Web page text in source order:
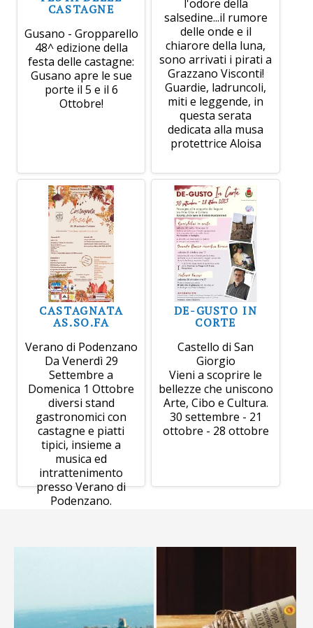
CASTAGNE
Gusano - Gropparello
48^ edizione della
festa delle castagne:
Gusano apre le sue
porte il 5 e il 6
Ottobre!
l'odore della
salsedine...il rumore
delle onde e il
chiarore della luna,
sono arrivati i pirati a
Grazzano Visconti!
Guardie, ladruncoli,
miti e leggende, in
questa serata
dedicata alla musa
protettrice Aloisa
CASTAGNATA
AS.SO.FA
Verano di Podenzano
Da Venerdì 29
Settembre a
Domenica 1 Ottobre
diversi stand
gastronomici con
castagne e piatti
tipici, insieme a
musica ed
intrattenimento
presso Verano di
Podenzano.
DE-GUSTO IN
CORTE
Castello di San
Giorgio
Vieni a scoprire le
bellezze che uniscono
Arte, Cibo e Cultura.
30 settembre - 21
ottobre - 28 ottobre